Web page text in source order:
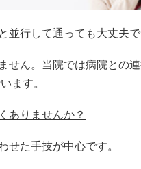
並行して通っても大丈夫で
せん。当院では病院との
ます。
ありませんか？
せた手技が中心です。